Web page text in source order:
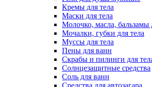
Кремы для тела
Маски для тела
Молочко, масла, бальзамы
Мочалки, губки для тела
Муссы для тела
Пены для ванн
Скрабы и пилинги для
Солнцезащитные средства
Соль для ванн
Средства для автозагара